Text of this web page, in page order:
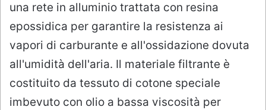
una rete in alluminio trattata con resina
epossidica per garantire la resistenza ai
vapori di carburante e all'ossidazione dovuta
all'umidità dell'aria. Il materiale filtrante è
costituito da tessuto di cotone speciale
imbevuto con olio a bassa viscosità per